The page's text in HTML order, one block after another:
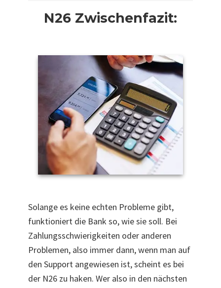
N26 Zwischenfazit:
Solange es keine echten Probleme gibt,
funktioniert die Bank so, wie sie soll. Bei
Zahlungsschwierigkeiten oder anderen
Problemen, also immer dann, wenn man auf
den Support angewiesen ist, scheint es bei
der N26 zu haken. Wer also in den nächsten